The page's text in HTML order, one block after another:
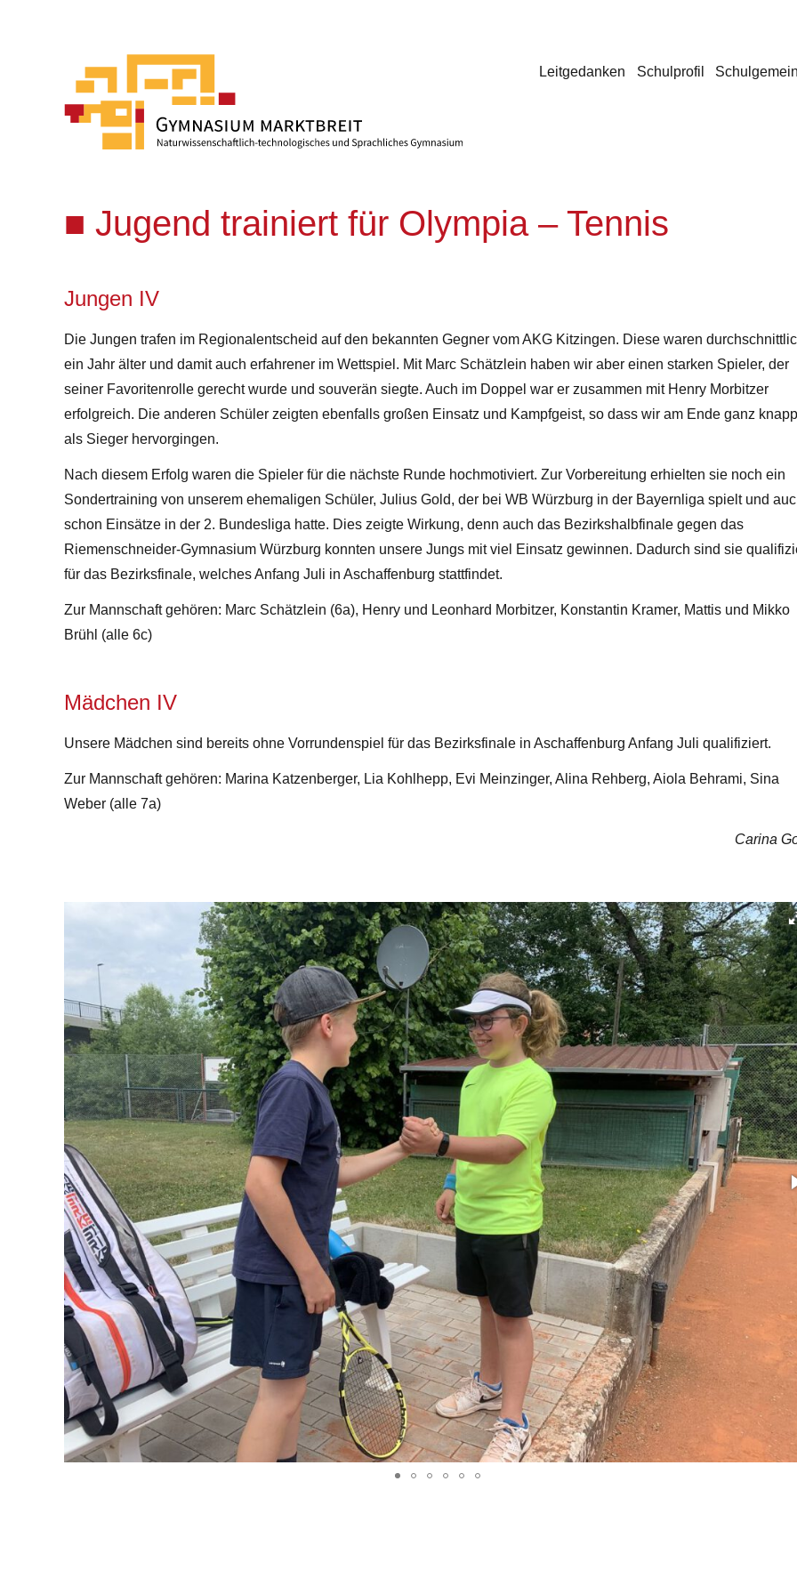
Leitgedanken Schulprofil
Jugend trainiert für Olympia – Tennis
Jungen IV
Die Jungen trafen im Regionalentscheid auf den bekannten Gegner vom AKG Kitzingen. Diese waren
ein Jahr älter und damit auch erfahrener im Wettspiel. Mit Marc Schätzlein haben wir aber einen starken Spieler, der
seiner Favoritenrolle gerecht wurde und souverän siegte. Auch im Doppel war er zusammen mit Henry Morbitzer
erfolgreich. Die anderen Schüler zeigten ebenfalls großen Einsatz und Kampfgeist, so dass wir am Ende ganz knapp
als Sieger hervorgingen.
Nach diesem Erfolg waren die Spieler für die nächste Runde hochmotiviert. Zur Vorbereitung erhielten sie noch ein
Sondertraining von unserem ehemaligen Schüler, Julius Gold, der bei WB Würzburg in der Bayernliga spielt und
schon Einsätze in der 2. Bundesliga hatte. Dies zeigte Wirkung, denn auch das Bezirkshalbfinale gegen das
Riemenschneider-Gymnasium Würzburg konnten unsere Jungs mit viel Einsatz gewinnen. Dadurch sind sie
für das Bezirksfinale, welches Anfang Juli in Aschaffenburg stattfindet.
Zur Mannschaft gehören: Marc Schätzlein (6a), Henry und Leonhard Morbitzer, Konstantin Kramer, Mattis und Mikko
Brühl (alle 6c)
Mädchen IV
Unsere Mädchen sind bereits ohne Vorrundenspiel für das Bezirksfinale in Aschaffenburg Anfang Juli qualifiziert.
Zur Mannschaft gehören: Marina Katzenberger, Lia Kohlhepp, Evi Meinzinger, Alina Rehberg, Aiola Behrami, Sina
Weber (alle 7a)
Carina